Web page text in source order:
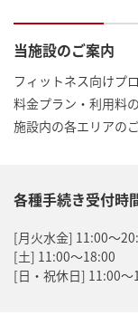
当施設のご案内
フィットネス向けプ
料金プラン・利用料
施設内の各エリアの
各種手続き受付時
[月火水金] 11:00～
[土] 11:00～18:00
[日・祝休日] 11:00～